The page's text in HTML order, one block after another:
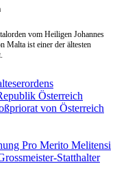
vom Heiligen Johannes
Malta ist einer der ältesten
Österreich
von Österreich
Pro Merito Melitensi
Statthalter